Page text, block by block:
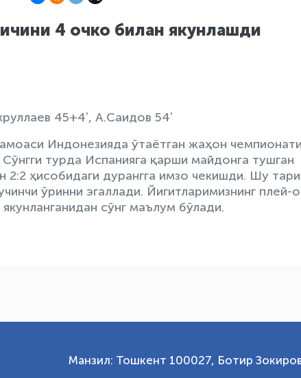
4 очко билан якунлашди
45+4ʼ, А.Саидов 54ʼ
Индонезияда ўтаётган жаҳон
турда Испанияга қарши майдонга тушган
ҳисобидаги дурангга имзо чекишди. Шу
ўринни эгаллади. Йигитларимизнинг
сўнг маълум бўлади.
Манзил: Тошкент 100027, Ботир